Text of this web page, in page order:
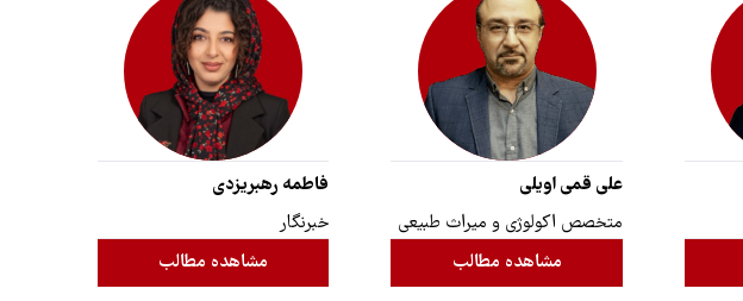
علی قمی اویلی
متخصص اکولوژی و میراث طبیعی
مشاهده مطالب
فاطمه رهبریزدی
خبرنگار
مشاهده مطالب